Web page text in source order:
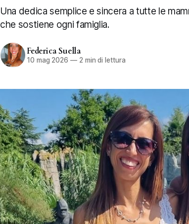
Una dedica semplice e sincera a tutte le
che sostiene ogni famiglia.
Federica Suella
10 mag 2026 —2 min di lettura